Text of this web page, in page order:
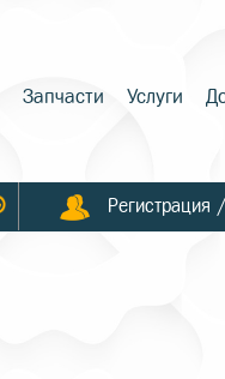
Запчасти Услуги
Регистрация